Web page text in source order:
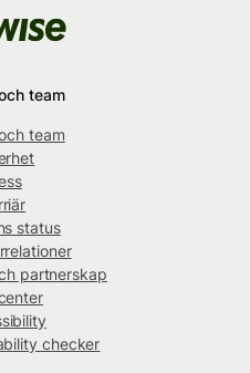
team
team
status
partnerskap
checker